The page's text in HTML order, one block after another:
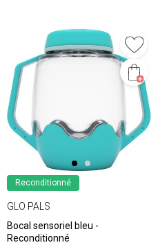
Reconditionné
GLO PALS
Bocal sensoriel bleu -
Reconditionné